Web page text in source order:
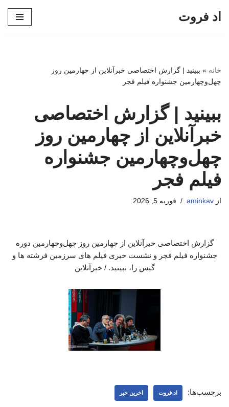
اد فروت
خانه » ببینید | گزارش اختصاصی خبرآنلاین از چهارمین روز
چهل‌وچهارمین جشنواره فیلم فجر
ببینید | گزارش اختصاصی
خبرآنلاین از چهارمین روز
چهل‌وچهارمین جشنواره
فیلم فجر
از aminkav فوریه 5, 2026
گزارش اختصاصی خبرآنلاین از چهارمین روز چهل‌وچهارمین دوره
جشنواره فیلم فجر و نشست خبری فیلم های سرزمین فرشته ها و
گیس را، ببینید. / خبرآنلاین
برچسب‌ها: اد فروت اخرین خبر